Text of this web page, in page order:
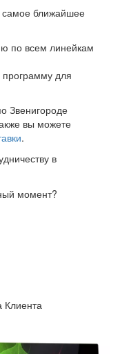
самое ближайшее
по всем линейкам
программу для
Звенигороде
вы можете
.
в
момент?
Клиента